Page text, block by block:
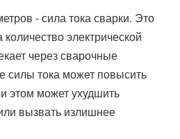
- сила тока сварки. Это
электрической
через сварочные
силы тока может повысить
этом может ухудшить
вызвать излишнее